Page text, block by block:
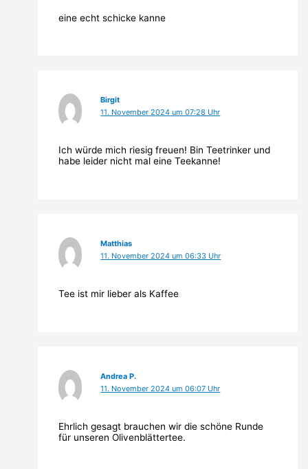
eine echt schicke kanne
Birgit
11. November 2024 um 07:28 Uhr
Ich würde mich riesig freuen! Bin Teetrinker und
habe leider nicht mal eine Teekanne!
Matthias
11. November 2024 um 06:33 Uhr
Tee ist mir lieber als Kaffee
Andrea P.
11. November 2024 um 06:07 Uhr
Ehrlich gesagt brauchen wir die schöne Runde
für unseren Olivenblättertee.